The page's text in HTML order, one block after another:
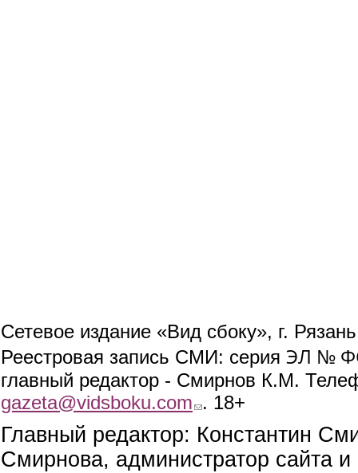
Сетевое издание «Вид сбоку», г.
Реестровая запись СМИ: серия ЭЛ №
главный редактор - Смирнов К.М.
gazeta@vidsboku.com (link sends e-mail)
. 18+
Главный редактор: Константин
Смирнова, администратор сайта